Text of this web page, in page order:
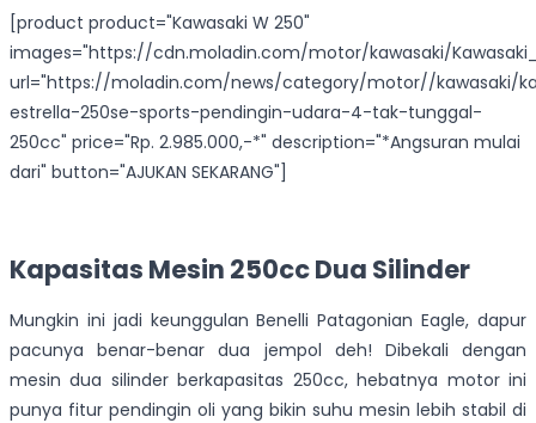
[product product="Kawasaki W 250"
images="https://cdn.moladin.com/motor/kawasaki/
url="https://moladin.com/news/category/motor//kawasaki/
estrella-250se-sports-pendingin-udara-4-tak-tunggal-
250cc" price="Rp. 2.985.000,-*" description="*Angsuran mulai
dari" button="AJUKAN SEKARANG"]
Kapasitas Mesin 250cc Dua Silinder
Mungkin ini jadi keunggulan Benelli Patagonian Eagle, dapur
pacunya benar-benar dua jempol deh! Dibekali dengan
mesin dua silinder berkapasitas 250cc, hebatnya motor ini
punya fitur pendingin oli yang bikin suhu mesin lebih stabil di